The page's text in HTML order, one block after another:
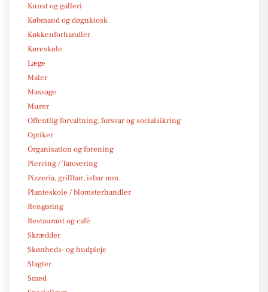
Kunst og galleri
Købmand og døgnkiosk
Køkkenforhandler
Køreskole
Læge
Maler
Massage
Murer
Offentlig forvaltning, forsvar og socialsikring
Optiker
Organisation og forening
Piercing / Tatovering
Pizzeria, grillbar, isbar mm.
Planteskole / blomsterhandler
Rengøring
Restaurant og café
Skrædder
Skønheds- og hudpleje
Slagter
Smed